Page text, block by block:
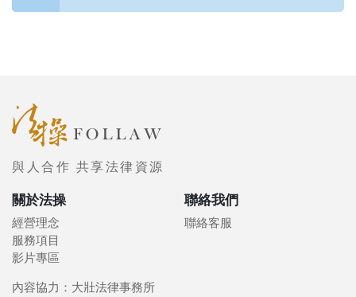
與人合作 共享法律資源
關於法操
經營理念
服務項目
影片專區
聯絡我們
聯絡客服
內容協力：大壯法律事務所